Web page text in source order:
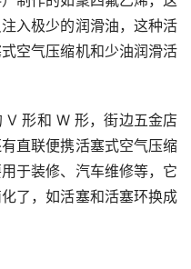
入极少的润滑油，这种活
空气压缩机和少油润滑活
V 形和 W 形，街边五金店
直联便携活塞式空气压缩
于装修、汽车维修等，它
了，如活塞和活塞环换成